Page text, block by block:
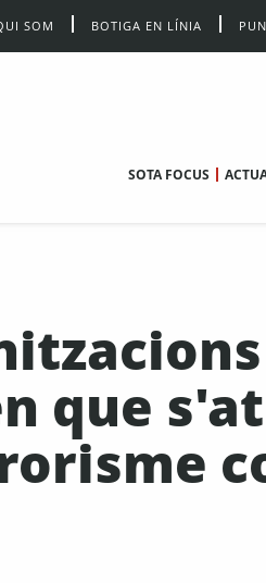
SOM BOTIGA EN LÍNIA
SOTA FOCUS
que